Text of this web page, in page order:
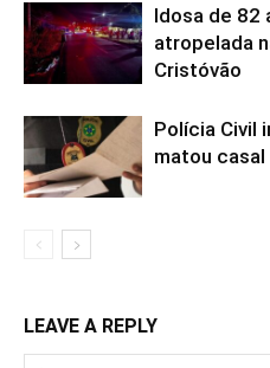
Idosa de 82
atropelada
Cristóvão
Polícia Civil
matou casal
LEAVE A REPLY